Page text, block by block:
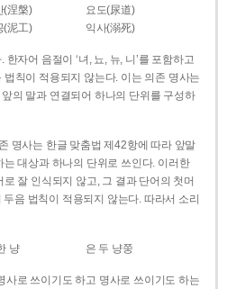
(涅槃)
요도(尿道)
(泥工) 익사(溺死)
자어 음절이 ‘녀, 뇨, 뉴, 니’를 포함하고
칙이 적용되지 않는다. 이는 의존 명사는
의 말과 연결되어 하나의 단위를 구성하
명사는 한글 맞춤법 제42항에 따라 앞말
대상과 하나의 단위로 쓰인다. 이러한
잘 인식되지 않고, 그 결과 단어의 첫머
두음 법칙이 적용되지 않는다. 따라서 소리
냥 은 두 냥쭝
사로 쓰이기도 하고 명사로 쓰이기도 하는